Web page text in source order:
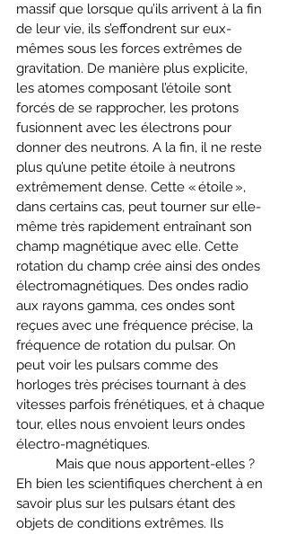
massif que lorsque qu’ils arrivent à la fin
de leur vie, ils s’effondrent sur eux-
mêmes sous les forces extrêmes de
gravitation. De manière plus explicite,
les atomes composant l’étoile sont
forcés de se rapprocher, les protons
fusionnent avec les électrons pour
donner des neutrons. A la fin, il ne reste
plus qu’une petite étoile à neutrons
extrêmement dense. Cette « étoile »,
dans certains cas, peut tourner sur elle-
même très rapidement entraînant son
champ magnétique avec elle. Cette
rotation du champ crée ainsi des ondes
électromagnétiques. Des ondes radio
aux rayons gamma, ces ondes sont
reçues avec une fréquence précise, la
fréquence de rotation du pulsar. On
peut voir les pulsars comme des
horloges très précises tournant à des
vitesses parfois frénétiques, et à chaque
tour, elles nous envoient leurs ondes
électro-magnétiques.
Eh bien les scientifiques cherchent à en
savoir plus sur les pulsars étant des
objets de conditions extrêmes. Ils